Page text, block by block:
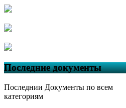
Последние документы
Последнии Документы по всем
категориям